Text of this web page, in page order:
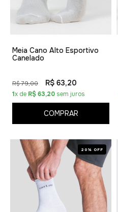
Meia Cano Alto Esportivo
Canelado
R$ 79,00 R$ 63,20
1x de R$ 63,20 sem juros
COMPRAR
20% OFF